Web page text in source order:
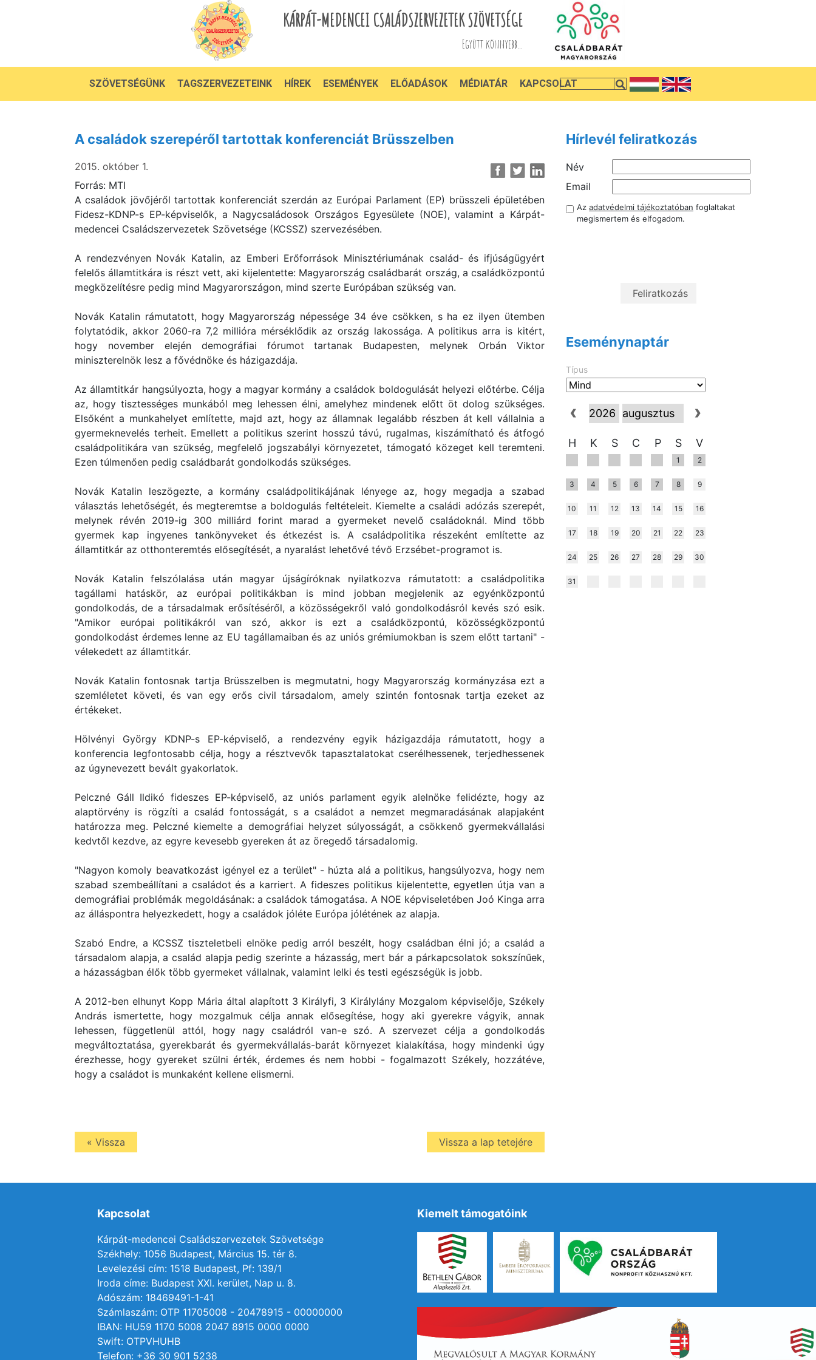
KÁRPÁT-MEDENCEI CSALÁDSZERVEZETEK SZÖVETSÉGE
Együtt könnyebb...
SZÖVETSÉGÜNK TAGSZERVEZETEINK HÍREK ESEMÉNYEK ELŐADÁSOK MÉDIATÁR KAPCSOLAT
A családok szerepéről tartottak konferenciát Brüsszelben
2015. október 1.
Forrás: MTI
A családok jövőjéről tartottak konferenciát szerdán az Európai Parlament (EP) brüsszeli épületében
Fidesz-KDNP-s EP-képviselők, a Nagycsaládosok Országos Egyesülete (NOE), valamint a Kárpát-
medencei Családszervezetek Szövetsége (KCSSZ) szervezésében.
A rendezvényen Novák Katalin, az Emberi Erőforrások Minisztériumának család- és ifjúságügyért
felelős államtitkára is részt vett, aki kijelentette: Magyarország családbarát ország, a családközpontú
megközelítésre pedig mind Magyarországon, mind szerte Európában szükség van.
Novák Katalin rámutatott, hogy Magyarország népessége 34 éve csökken, s ha ez ilyen ütemben
folytatódik, akkor 2060-ra 7,2 millióra mérséklődik az ország lakossága. A politikus arra is kitért,
hogy november elején demográfiai fórumot tartanak Budapesten, melynek Orbán Viktor
miniszterelnök lesz a fővédnöke és házigazdája.
Az államtitkár hangsúlyozta, hogy a magyar kormány a családok boldogulását helyezi előtérbe. Célja
az, hogy tisztességes munkából meg lehessen élni, amelyhez mindenek előtt öt dolog szükséges.
Elsőként a munkahelyet említette, majd azt, hogy az államnak legalább részben át kell vállalnia a
gyermeknevelés terheit. Emellett a politikus szerint hosszú távú, rugalmas, kiszámítható és átfogó
családpolitikára van szükség, megfelelő jogszabályi környezetet, támogató közeget kell teremteni.
Ezen túlmenően pedig családbarát gondolkodás szükséges.
Novák Katalin leszögezte, a kormány családpolitikájának lényege az, hogy megadja a szabad
választás lehetőségét, és megteremtse a boldogulás feltételeit. Kiemelte a családi adózás szerepét,
melynek révén 2019-ig 300 milliárd forint marad a gyermeket nevelő családoknál. Mind több
gyermek kap ingyenes tankönyveket és étkezést is. A családpolitika részeként említette az
államtitkár az otthonteremtés elősegítését, a nyaralást lehetővé tévő Erzsébet-programot is.
Novák Katalin felszólalása után magyar újságíróknak nyilatkozva rámutatott: a családpolitika
tagállami hatáskör, az európai politikákban is mind jobban megjelenik az egyénközpontú
gondolkodás, de a társadalmak erősítéséről, a közösségekről való gondolkodásról kevés szó esik.
"Amikor európai politikákról van szó, akkor is ezt a családközpontú, közösségközpontú
gondolkodást érdemes lenne az EU tagállamaiban és az uniós grémiumokban is szem előtt tartani" -
vélekedett az államtitkár.
Novák Katalin fontosnak tartja Brüsszelben is megmutatni, hogy Magyarország kormányzása ezt a
szemléletet követi, és van egy erős civil társadalom, amely szintén fontosnak tartja ezeket az
értékeket.
Hölvényi György KDNP-s EP-képviselő, a rendezvény egyik házigazdája rámutatott, hogy a
konferencia legfontosabb célja, hogy a résztvevők tapasztalatokat cserélhessenek, terjedhessenek
az úgynevezett bevált gyakorlatok.
Pelczné Gáll Ildikó fideszes EP-képviselő, az uniós parlament egyik alelnöke felidézte, hogy az
alaptörvény is rögzíti a család fontosságát, s a családot a nemzet megmaradásának alapjaként
határozza meg. Pelczné kiemelte a demográfiai helyzet súlyosságát, a csökkenő gyermekvállalási
kedvtől kezdve, az egyre kevesebb gyereken át az öregedő társadalomig.
"Nagyon komoly beavatkozást igényel ez a terület" - húzta alá a politikus, hangsúlyozva, hogy nem
szabad szembeállítani a családot és a karriert. A fideszes politikus kijelentette, egyetlen útja van a
demográfiai problémák megoldásának: a családok támogatása. A NOE képviseletében Joó Kinga arra
az álláspontra helyezkedett, hogy a családok jóléte Európa jólétének az alapja.
Szabó Endre, a KCSSZ tiszteletbeli elnöke pedig arról beszélt, hogy családban élni jó; a család a
társadalom alapja, a család alapja pedig szerinte a házasság, mert bár a párkapcsolatok sokszínűek,
a házasságban élők több gyermeket vállalnak, valamint lelki és testi egészségük is jobb.
A 2012-ben elhunyt Kopp Mária által alapított 3 Királyfi, 3 Királylány Mozgalom képviselője, Székely
András ismertette, hogy mozgalmuk célja annak elősegítése, hogy aki gyerekre vágyik, annak
lehessen, függetlenül attól, hogy nagy családról van-e szó. A szervezet célja a gondolkodás
megváltoztatása, gyerekbarát és gyermekvállalás-barát környezet kialakítása, hogy mindenki úgy
érezhesse, hogy gyereket szülni érték, érdemes és nem hobbi - fogalmazott Székely, hozzátéve,
hogy a családot is munkaként kellene elismerni.
« Vissza Vissza a lap tetejére
Hírlevél feliratkozás
Név
Email
Az adatvédelmi tájékoztatóban foglaltakat
megismertem és elfogadom.
Eseménynaptár
Típus
H K S C P S V
1 2
3 4 5 6 7 8 9
10 11 12 13 14 15 16
17 18 19 20 21 22 23
24 25 26 27 28 29 30
31
Kapcsolat
Kárpát-medencei Családszervezetek Szövetsége
Székhely: 1056 Budapest, Március 15. tér 8.
Levelezési cím: 1518 Budapest, Pf: 139/1
Iroda címe: Budapest XXI. kerület, Nap u. 8.
Adószám: 18469491-1-41
Számlaszám: OTP 11705008 - 20478915 - 00000000
IBAN: HU59 1170 5008 2047 8915 0000 0000
Swift: OTPVHUHB
Telefon: +36 30 901 5238
Kiemelt támogatóink